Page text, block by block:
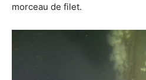
morceau de filet.